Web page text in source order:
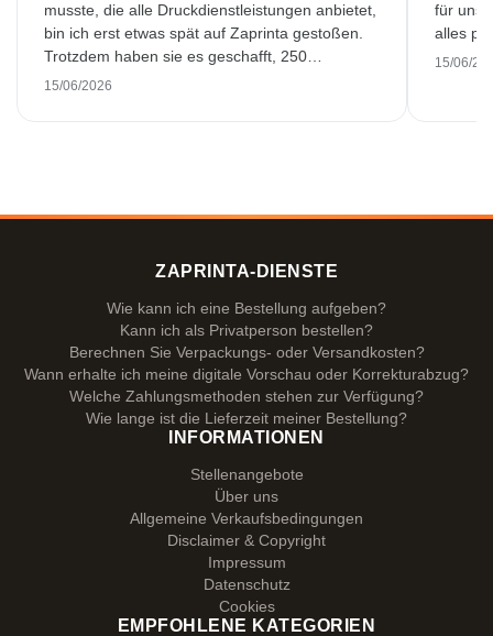
musste, die alle Druckdienstleistungen anbietet,
bin ich erst etwas spät auf Zaprinta gestoßen.
Trotzdem haben sie es geschafft, 250
wunderschön bedruckte Emaillebecher
15/06/2026
für
alles
15/06/
ZAPRINTA-DIENSTE
Wie kann ich eine Bestellung aufgeben?
Kann ich als Privatperson bestellen?
Berechnen Sie Verpackungs- oder Versandkosten?
Wann erhalte ich meine digitale Vorschau oder Korrekturabzug?
Welche Zahlungsmethoden stehen zur Verfügung?
Wie lange ist die Lieferzeit meiner Bestellung?
INFORMATIONEN
Stellenangebote
Über uns
Allgemeine Verkaufsbedingungen
Disclaimer & Copyright
Impressum
Datenschutz
Cookies
EMPFOHLENE KATEGORIEN